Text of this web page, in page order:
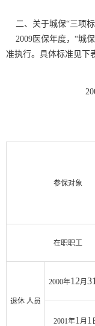
二、关于城保“三项
2009医保年度，“城
准执行。具体标准见下
2009医保年度
参保对象
在职职工
退休 人员
2000年12月 31
2001年1 月 1